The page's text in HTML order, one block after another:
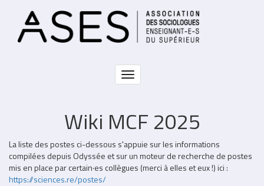
contenu
principal
Toggle
navigation
Wiki MCF 2025
Partie
non
éditable
La liste des postes ci-dessous s'appuie sur les informations
compilées depuis Odyssée et sur un moteur de recherche de postes
mis en place par certain·es collègues (merci à elles et eux !) ici :
https://sciences.re/postes/